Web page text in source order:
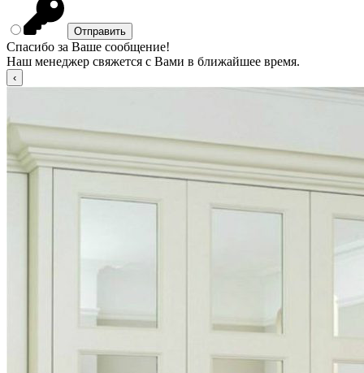
Спасибо за Ваше сообщение!
Наш менеджер свяжется с Вами в ближайшее время.